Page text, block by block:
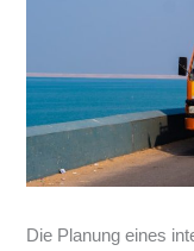
Die Planung eines